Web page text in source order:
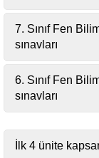
7. Sınıf Fen
sınavları
6. Sınıf Fen
sınavları
İlk 4 ünite